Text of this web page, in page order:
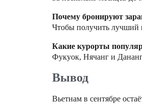
Почему бронируют
Чтобы получить лучший
Какие курорты
Фукуок, Нячанг и
Вывод
Вьетнам в сентябре